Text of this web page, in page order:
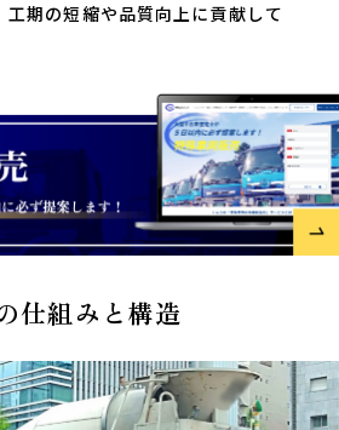
工期の短縮や品質向上に貢献して
仕組みと構造